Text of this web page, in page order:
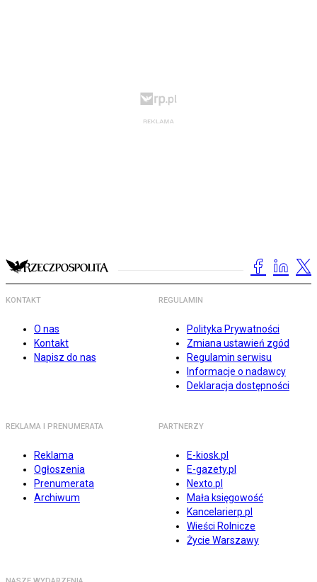
KONTAKT
O nas
Kontakt
Napisz do nas
REGULAMIN
Polityka Prywatności
Zmiana ustawień zgód
Regulamin serwisu
Informacje o nadawcy
Deklaracja dostępności
REKLAMA I PRENUMERATA
Reklama
Ogłoszenia
Prenumerata
Archiwum
PARTNERZY
E-kiosk.pl
E-gazety.pl
Nexto.pl
Mała księgowość
Kancelarierp.pl
Wieści Rolnicze
Życie Warszawy